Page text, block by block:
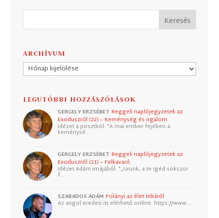
ARCHÍVUM
Archívum
LEGUTÓBBI HOZZÁSZÓLÁSOK
GERGELY ERZSÉBET Reggeli naplójegyzetek az
Exoduszról (22) – Keménység és irgalom
Idézet a posztból: "A mai ember fejében a
keménysé…
GERGELY ERZSÉBET Reggeli naplójegyzetek az
Exoduszról (21) – Felkavaró
Idézet Ádám imájából: "„Urunk, a te igéd sokszor
f…
SZABADOS ÁDÁM Polányi az élet titkáról
Az angol eredeti itt elérhető online: https://www.…